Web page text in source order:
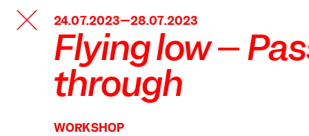
TANZFABRIK
BERLIN24.07.2023—28.07.2023
Flying low –
through
WORKSHOP